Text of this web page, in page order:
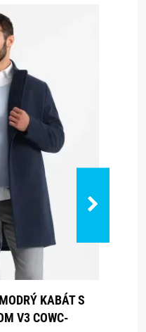
KABÁT S
V3 COWC-